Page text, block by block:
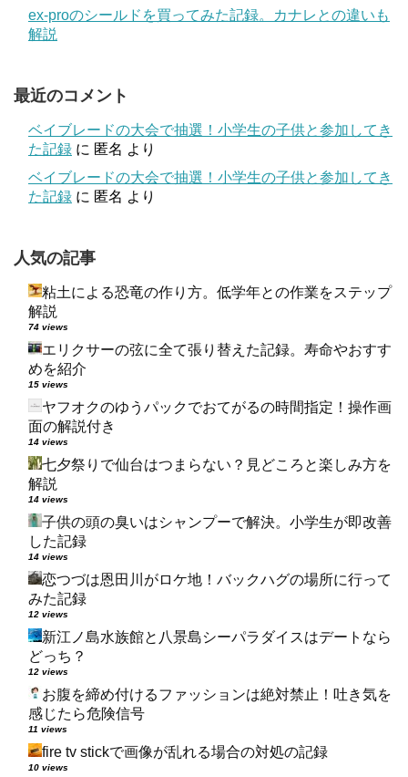
ex-proのシールドを買ってみた記録。カナレとの違いも
解説
最近のコメント
ベイブレードの大会で抽選！小学生の子供と参加してき
た記録 に 匿名 より
ベイブレードの大会で抽選！小学生の子供と参加してき
た記録 に 匿名 より
人気の記事
粘土による恐竜の作り方。低学年との作業をステップ
解説
74 views
エリクサーの弦に全て張り替えた記録。寿命やおすす
めを紹介
15 views
ヤフオクのゆうパックでおてがるの時間指定！操作画
面の解説付き
14 views
七夕祭りで仙台はつまらない？見どころと楽しみ方を
解説
14 views
子供の頭の臭いはシャンプーで解決。小学生が即改善
した記録
14 views
恋つづは恩田川がロケ地！バックハグの場所に行って
みた記録
12 views
新江ノ島水族館と八景島シーパラダイスはデートなら
どっち？
12 views
お腹を締め付けるファッションは絶対禁止！吐き気を
感じたら危険信号
11 views
fire tv stickで画像が乱れる場合の対処の記録
10 views